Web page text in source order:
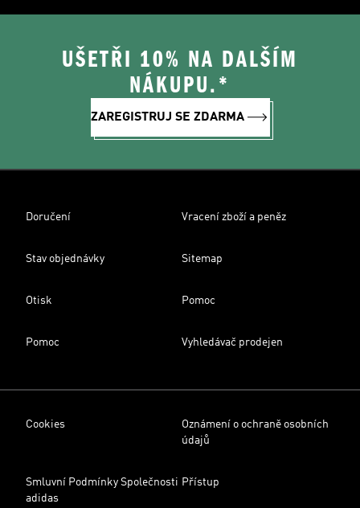
UŠETŘI 10% NA DALŠÍM
NÁKUPU.*
ZAREGISTRUJ SE ZDARMA
Doručení Vracení zboží a peněz
Stav objednávky Sitemap
Otisk Pomoc
Pomoc Vyhledávač prodejen
Cookies
Oznámení o ochraně osobních
údajů
Smluvní Podmínky Společnosti
adidas
Přístup